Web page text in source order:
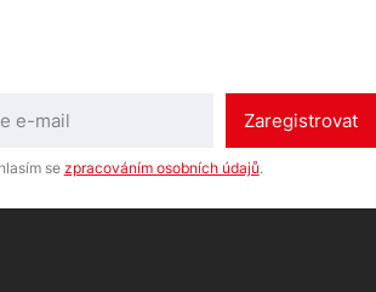
Zaregistrovat
se zpracováním osobních údajů.